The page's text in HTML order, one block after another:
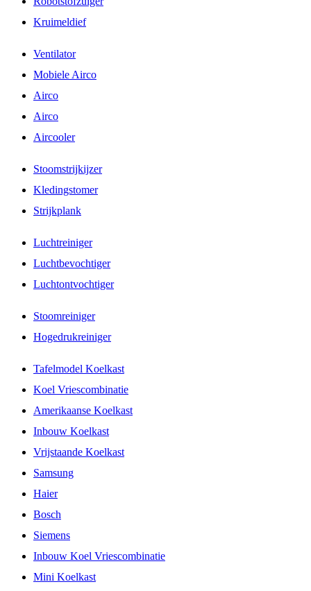
Kruimeldief
Ventilator
Mobiele Airco
Airco
Airco
Aircooler
Stoomstrijkijzer
Kledingstomer
Strijkplank
Luchtreiniger
Luchtbevochtiger
Luchtontvochtiger
Stoomreiniger
Hogedrukreiniger
Tafelmodel Koelkast
Koel Vriescombinatie
Amerikaanse Koelkast
Inbouw Koelkast
Vrijstaande Koelkast
Samsung
Haier
Bosch
Siemens
Inbouw Koel Vriescombinatie
Mini Koelkast